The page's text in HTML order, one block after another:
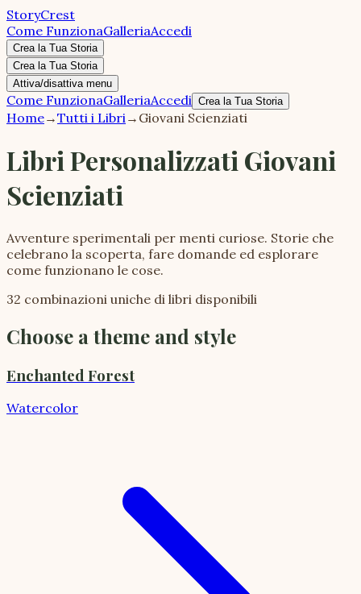
StoryCrest
Come FunzionaGalleriaAccedi
Crea la Tua Storia
Crea la Tua Storia
Attiva/disattiva menu
Come FunzionaGalleriaAccedi Crea la Tua Storia
Home→Tutti i Libri→ Giovani Scienziati
Libri Personalizzati Giovani
Scienziati
Avventure sperimentali per menti curiose. Storie che
celebrano la scoperta, fare domande ed esplorare
come funzionano le cose.
32 combinazioni uniche di libri disponibili
Choose a theme and style
Enchanted Forest
Watercolor